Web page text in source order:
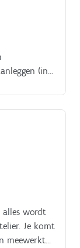
(in
alles wordt
Je komt
meewerkt